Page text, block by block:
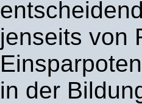
jenseits von
in der